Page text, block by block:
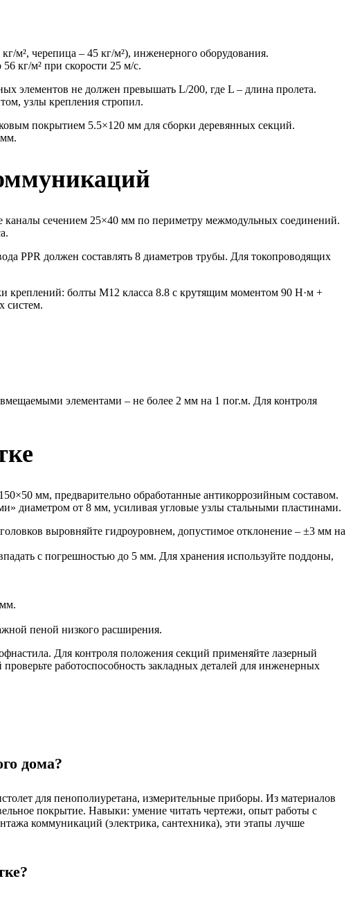
м², черепица – 45 кг/м²), инженерного оборудования.
кг/м² при скорости 25 м/с.
элементов не должен превышать L/200, где L – длина пролета.
узлы крепления стропил.
покрытием 5.5×120 мм для сборки деревянных секций.
каналы сечением 25×40 мм по периметру межмодульных соединений.
PPR должен составлять 8 диаметров трубы. Для токопроводящих
креплений: болты М12 класса 8.8 с крутящим моментом 90 Н·м +
систем.
элементами – не более 2 мм на 1 пог.м. Для контроля
мм, предварительно обработанные антикоррозийным составом.
диаметром от 8 мм, усиливая угловые узлы стальными пластинами.
выровняйте гидроуровнем, допустимое отклонение – ±3 мм на
с погрешностью до 5 мм. Для хранения используйте поддоны,
пеной низкого расширения.
Для контроля положения секций применяйте лазерный
работоспособность закладных деталей для инженерных
дома?
для пенополиуретана, измерительные приборы. Из материалов
покрытие. Навыки: умение читать чертежи, опыт работы с
коммуникаций (электрика, сантехника), эти этапы лучше